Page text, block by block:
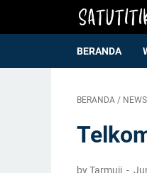
BERANDA
BERANDA / NEWS
by Tarmuji